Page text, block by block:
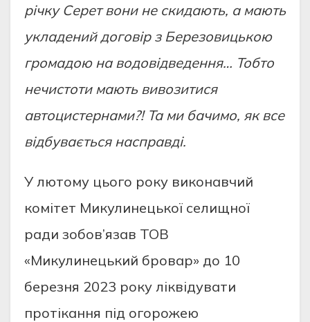
річку Серет вони не скидають, а мають
укладений договір з Березовицькою
громадою на водовідведення… Тобто
нечистоти мають вивозитися
автоцистернами?! Та ми бачимо, як все
відбувається насправді.
У лютому цього року виконавчий
комітет Микулинецької селищної
ради зобов’язав ТОВ
«Микулинецький бровар» до 10
березня 2023 року ліквідувати
протікання під огорожею